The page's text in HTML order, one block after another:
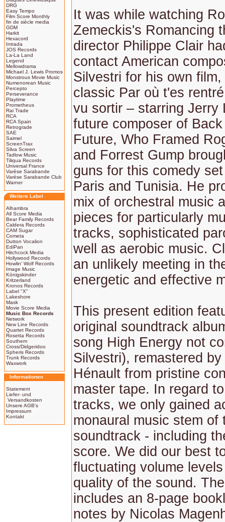
DRG
Easy Tempo
Film Score Monthly
fin de siècle media
GDM
Harkit
Hexacord
Intrada
JOS Records
La-La Land
Legend
Mellowdrama
Michael J. Lewis Promos
Monstrous Movie Music
Numenorean Music
Percepto
Perseverance
Playtime
Prometheus
Rai Trade
RCA
RCA Spain
Retrograde
SAE
Saimel
ScreenTrax
Silva Screen
Tadlow Music
Tiliqua Records
Universal France
Varèse Sarabande
Varèse Sarabande Club
Warner
Weitere Label
Alhambra
All Score Media
Bear Family Records
Caldera Records
CAM Sugar
Cometa
Dutton Vocalion
EdiPan
Hitchcock Media
Hollywood Records
Howlin' Wolf Records
Image Music
Königskinder
Kritzerland
Kronos Records
Label "X"
Lakeshore
Mask
Movie Score Media
Music Box Records
Network
New Line Records
Quartet Records
Rosetta Records
Southern
Cross/Didgeridoo
Spheris Records
Trunk Records
Waxwork
Informationen
Statement
Liefer- und
Versandkosten
Unsere AGB's
Impressum
Kontakt
It was while watching
Zemeckis's Romancing
director Philippe Clair
contact American
Silvestri for his own
classic Par où t'es
vu sortir – starring Jerry
future composer of
Future, Who Framed
and Forrest Gump
guns for this comedy
Paris and Tunisia. He
mix of orchestral music
pieces for particularly
tracks, sophisticated
well as aerobic music.
an unlikely meeting in
energetic and effective
This present edition
original soundtrack
song High Energy not
Silvestri), remastered
Hénault from pristine
master tape. In regard
tracks, we only gained
monaural music stem of
soundtrack - including
score. We did our best
fluctuating volume
quality of the sound.
includes an 8-page
notes by Nicolas